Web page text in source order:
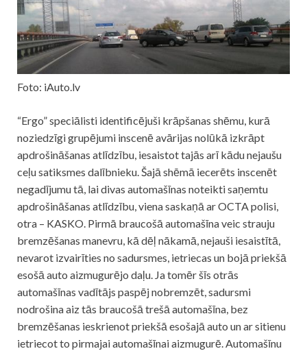
Foto: iAuto.lv
“Ergo” speciālisti identificējuši krāpšanas shēmu, kurā
noziedzīgi grupējumi inscenē avārijas nolūkā izkrāpt
apdrošināšanas atlīdzību, iesaistot tajās arī kādu nejaušu
ceļu satiksmes dalībnieku. Šajā shēmā iecerēts inscenēt
negadījumu tā, lai divas automašīnas noteikti saņemtu
apdrošināšanas atlīdzību, viena saskaņā ar OCTA polisi,
otra – KASKO. Pirmā braucošā automašīna veic strauju
bremzēšanas manevru, kā dēļ nākamā, nejauši iesaistītā,
nevarot izvairīties no sadursmes, ietriecas un bojā priekšā
esošā auto aizmugurējo daļu. Ja tomēr šīs otrās
automašīnas vadītājs paspēj nobremzēt, sadursmi
nodrošina aiz tās braucošā trešā automašīna, bez
bremzēšanas ieskrienot priekšā esošajā auto un ar sitienu
ietriecot to pirmajai automašīnai aizmugurē. Automašīnu